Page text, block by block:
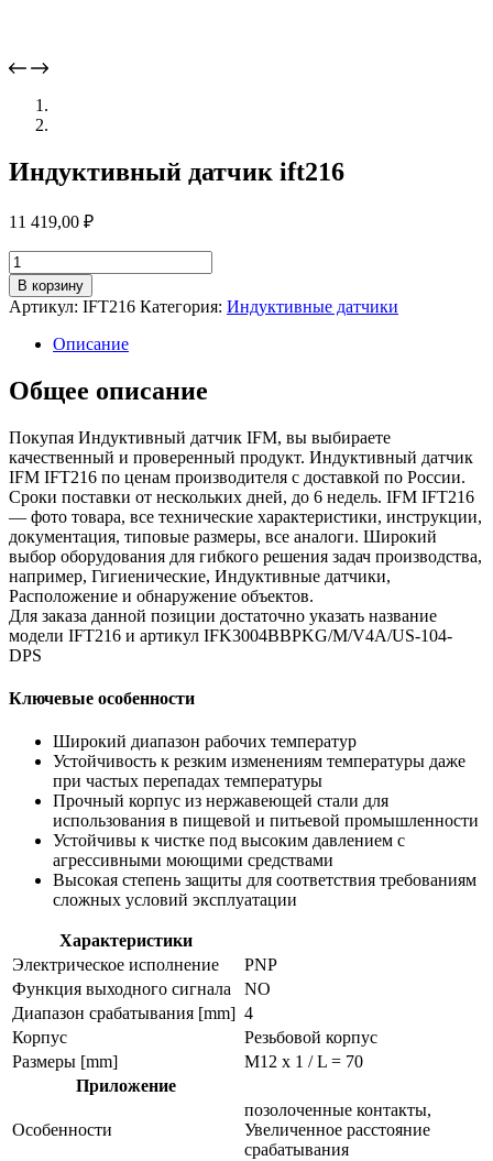
Индуктивный датчик ift216
11 419,00 ₽
Количество
товара
Индуктивный
датчик
ift216
В корзину
Артикул: IFT216 Категория: Индуктивные датчики
Описание
Общее описание
Покупая Индуктивный датчик IFM, вы выбираете
качественный и проверенный продукт. Индуктивный датчик
IFM IFT216 по ценам производителя с доставкой по России.
Сроки поставки от нескольких дней, до 6 недель. IFM IFT216
— фото товара, все технические характеристики, инструкции,
документация, типовые размеры, все аналоги. Широкий
выбор оборудования для гибкого решения задач производства,
например, Гигиенические, Индуктивные датчики,
Расположение и обнаружение объектов.
Для заказа данной позиции достаточно указать название
модели IFT216 и артикул IFK3004BBPKG/M/V4A/US-104-
DPS
Ключевые особенности
Широкий диапазон рабочих температур
Устойчивость к резким изменениям температуры даже
при частых перепадах температуры
Прочный корпус из нержавеющей стали для
использования в пищевой и питьевой промышленности
Устойчивы к чистке под высоким давлением с
агрессивными моющими средствами
Высокая степень защиты для соответствия требованиям
сложных условий эксплуатации
Характеристики
Электрическое исполнение
PNP
Функция выходного сигнала
NO
Диапазон срабатывания [mm] 4
Корпус
Резьбовой корпус
Размеры [mm]
M12 x 1 / L = 70
Приложение
Особенности
позолоченные контакты,
Увеличенное расстояние
срабатывания